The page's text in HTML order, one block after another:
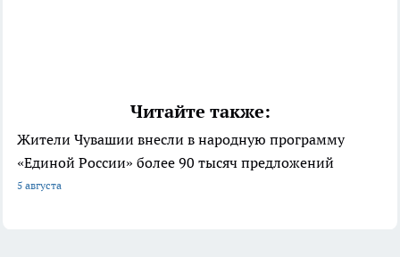
Читайте также:
Жители Чувашии внесли в народную программу
«Единой России» более 90 тысяч предложений
5 августа